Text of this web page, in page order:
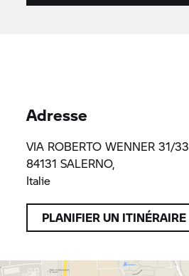
Adresse
VIA ROBERTO WENNER 31/33
84131 SALERNO,
Italie
PLANIFIER UN ITINÉRAIRE